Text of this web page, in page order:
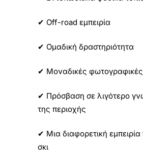
✔ Off-road εμπειρία
✔ Ομαδική δραστηριότητα
✔ Μοναδικές φωτογραφικές
✔ Πρόσβαση σε λιγότερο
της περιοχής
✔ Μια διαφορετική
σκι